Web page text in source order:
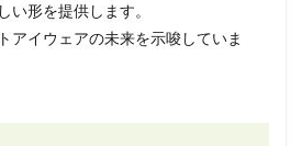
い形を提供します。
アイウェアの未来を示唆していま